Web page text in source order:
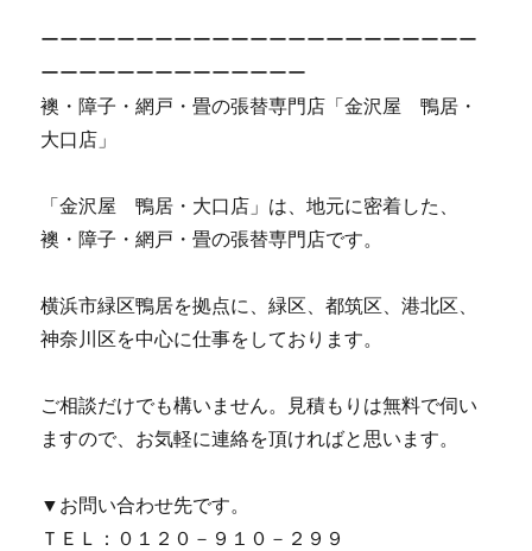
ーーーーーーーーーーーーーーーーーーーーーーー
ーーーーーーーーーーーーーー
襖・障子・網戸・畳の張替専門店「金沢屋 鴨居・
大口店」
「金沢屋 鴨居・大口店」は、地元に密着した、
襖・障子・網戸・畳の張替専門店です。
横浜市緑区鴨居を拠点に、緑区、都筑区、港北区、
神奈川区を中心に仕事をしております。
ご相談だけでも構いません。見積もりは無料で伺い
ますので、お気軽に連絡を頂ければと思います。
▼お問い合わせ先です。
ＴＥＬ：０１２０－９１０－２９９